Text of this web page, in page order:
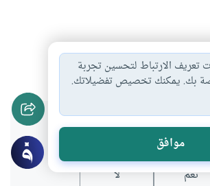
# كتاب #السيرة النبوية
بهذا المحتوى؟
نعم لا
تعريف الارتباط لتحسين تجربة
بك. يمكنك تخصيص تفضيلاتك.
موافق